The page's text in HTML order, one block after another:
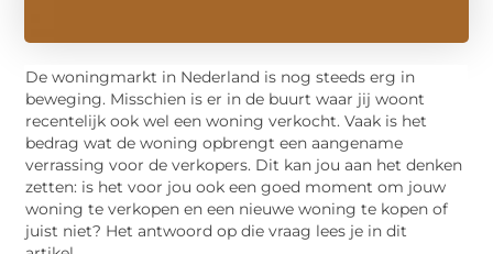
De woningmarkt in Nederland is nog steeds erg in
beweging. Misschien is er in de buurt waar jij woont
recentelijk ook wel een woning verkocht. Vaak is het
bedrag wat de woning opbrengt een aangename
verrassing voor de verkopers. Dit kan jou aan het denken
zetten: is het voor jou ook een goed moment om jouw
woning te verkopen en een nieuwe woning te kopen of
juist niet? Het antwoord op die vraag lees je in dit